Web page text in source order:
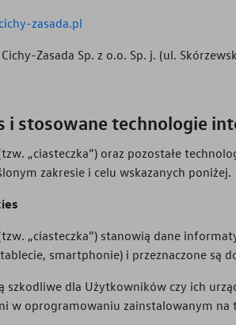
zasada.pl
Zasada Sp. z o.o. Sp. j. (ul.
i stosowane technologie
„ciasteczka”) oraz pozostałe
zakresie i celu wskazanych poniżej.
„ciasteczka”) stanowią dane
smartphonie) i przeznaczone są
szkodliwe dla Użytkowników czy ich
w oprogramowaniu zainstalowanym na